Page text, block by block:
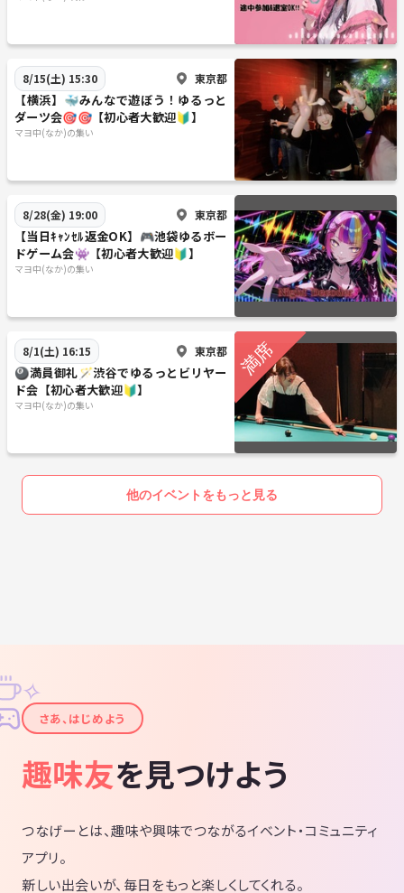
8/15(土) 15:30 東京都
【横浜】🐳みんなで遊ぼう！ゆるっと
ダーツ会🎯🎯【初心者大歓迎🔰】
マヨ中(なか)の集い
8/28(金) 19:00 東京都
【当日ｷｬﾝｾﾙ返金OK】🎮池袋ゆるボー
ドゲーム会👾【初心者大歓迎🔰】
マヨ中(なか)の集い
8/1(土) 16:15 東京都
🎱満員御礼🪄渋谷でゆるっとビリヤー
ド会【初心者大歓迎🔰】
マヨ中(なか)の集い
他のイベントをもっと見る
✦
✧
さあ、はじめよう
趣味友を見つけよう
つなげーとは、趣味や興味でつながるイベント・コミュニティ
アプリ。
新しい出会いが、毎日をもっと楽しくしてくれる。